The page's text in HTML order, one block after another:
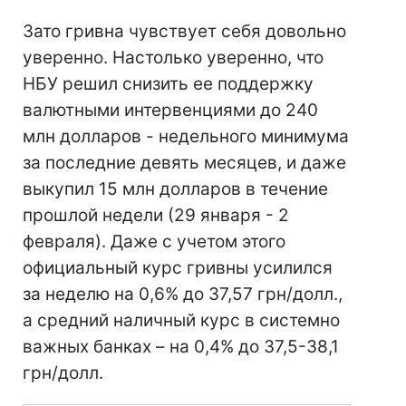
Зато гривна чувствует себя довольно
уверенно. Настолько уверенно, что
НБУ решил снизить ее поддержку
валютными интервенциями до 240
млн долларов - недельного минимума
за последние девять месяцев, и даже
выкупил 15 млн долларов в течение
прошлой недели (29 января - 2
февраля). Даже с учетом этого
официальный курс гривны усилился
за неделю на 0,6% до 37,57 грн/долл.,
а средний наличный курс в системно
важных банках – на 0,4% до 37,5-38,1
грн/долл.